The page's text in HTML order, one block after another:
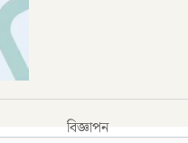
বিজ্ঞাপন